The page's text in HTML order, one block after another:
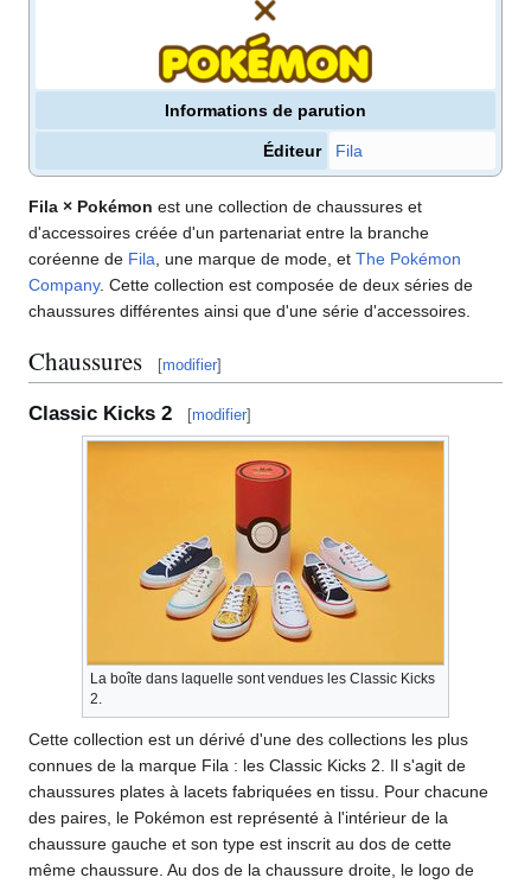
Informations de parution
Éditeur Fila
Fila × Pokémon est une collection de chaussures et
d'accessoires créée d'un partenariat entre la branche
coréenne de Fila , une marque de mode, et The Pokémon
Company. Cette collection est composée de deux séries de
chaussures différentes ainsi que d'une série d'accessoires.
Chaussures [modifier]
Classic Kicks 2 [modifier]
La boîte dans laquelle sont vendues les Classic Kicks
2.
Cette collection est un dérivé d'une des collections les plus
connues de la marque Fila : les Classic Kicks 2. Il s'agit de
chaussures plates à lacets fabriquées en tissu. Pour chacune
des paires, le Pokémon est représenté à l'intérieur de la
chaussure gauche et son type est inscrit au dos de cette
même chaussure. Au dos de la chaussure droite, le logo de